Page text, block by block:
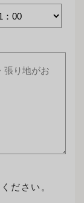
ださい。